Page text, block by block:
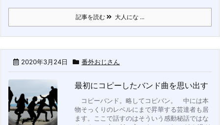
記事を読む 大人にな ...
2020年3月24日 番外おじさん
最初にコピーしたバンド曲を思い出す
コピーバンド。略してコピバン。
中には本
物そっくりのレベルにまで昇華する芸達者も居
ます。ここで話すのはそういう感動秘話ではな